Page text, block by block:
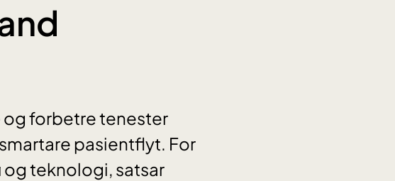
og forbetre tenester
pasientflyt. For
teknologi, satsar